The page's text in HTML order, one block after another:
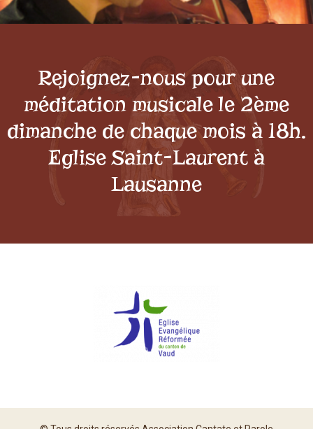
Rejoignez-nous pour une
méditation musicale le 2ème
dimanche de chaque mois à 18h.
Eglise Saint-Laurent à
Lausanne